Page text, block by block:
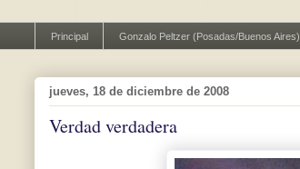
Principal Gonzalo Peltzer (Posadas/Buenos Aires)
jueves, 18 de diciembre de 2008
Verdad verdadera